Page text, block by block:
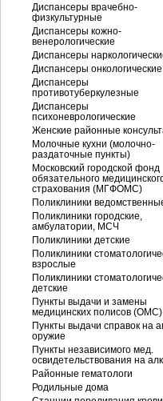
Диспансеры врачебно-
физкультурные
Диспансеры кожно-
венерологические
Диспансеры
Диспансеры онкологические
Диспансеры
противотуберкулезные
Диспансеры
психоневрологические
Женские районные
Молочные кухни (молочно-
раздаточные пункты)
Московский городской фонд
обязательного
страхования (МГФОМС)
Поликлиники
Поликлиники городские,
амбулатории, МСЧ
Поликлиники детские
Поликлиники
взрослые
Поликлиники
детские
Пункты выдачи и замены
медицинских полисов (ОМС)
Пункты выдачи справок на
оружие
Пункты независимого мед.
освидетельствования на
Районные гематологи
Родильные дома